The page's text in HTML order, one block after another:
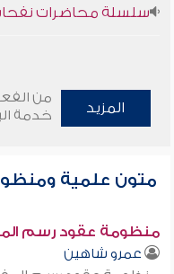
سلسلة محاضرات نفحات
المزيد
من
خدمة
متون علمية
منظومة عقود رسم
عمرو شاهين